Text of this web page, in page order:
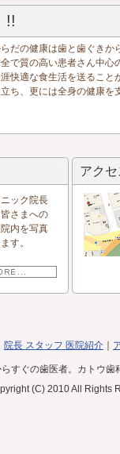
!!
だの健康は歯と歯ぐきか
で質の高い患者さん中心
快適な食生活を送ること
ち、更には全身の健康を
ック院長
さまへの
内を写真
す。
アク
すぐの歯医者。カトウ歯
(C) 2010 All Rights
院長 スタッフ 医院紹介